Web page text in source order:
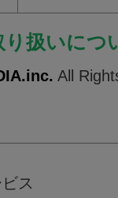
り扱いにつ
All
ス